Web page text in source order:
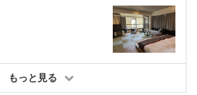
もっと見る